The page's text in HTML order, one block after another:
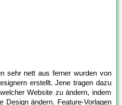
sehr nett aus ferner wurden von
erstellt. Jene tragen dazu
Website zu ändern, indem
Design ändern. Feature-Vorlagen